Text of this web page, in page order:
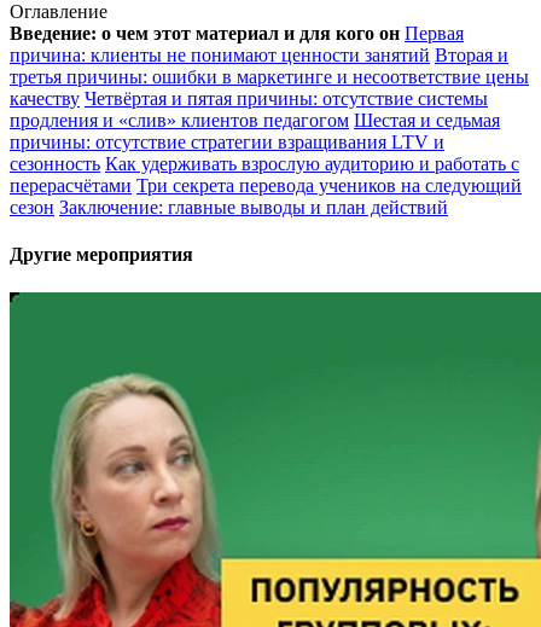
Оглавление
Введение: о чем этот материал и для кого он Первая
причина: клиенты не понимают ценности занятий Вторая и
третья причины: ошибки в маркетинге и несоответствие цены
качеству Четвёртая и пятая причины: отсутствие системы
продления и «слив» клиентов педагогом Шестая и седьмая
причины: отсутствие стратегии взращивания LTV и
сезонность Как удерживать взрослую аудиторию и работать с
перерасчётами Три секрета перевода учеников на следующий
сезон Заключение: главные выводы и план действий
Другие мероприятия